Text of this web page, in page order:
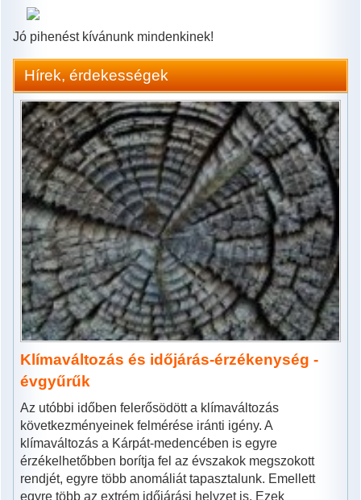
Jó pihenést kívánunk mindenkinek!
Hírek, érdekességek
Klímaváltozás és időjárás-érzékenység -
évgyűrűk
Az utóbbi időben felerősödött a klímaváltozás
következményeinek felmérése iránti igény. A
klímaváltozás a Kárpát-medencében is egyre
érzékelhetőbben borítja fel az évszakok megszokott
rendjét, egyre több anomáliát tapasztalunk. Emellett
egyre több az extrém időjárási helyzet is. Ezek